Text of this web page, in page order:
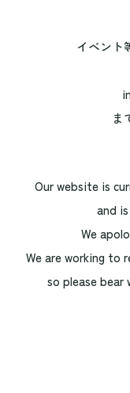
イベント
ま
Our website is
and
We
We are working to
so please bear